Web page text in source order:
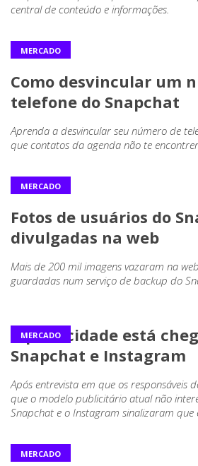
central de conteúdo e informações.
MERCADO
Como desvincular um
telefone do Snapchat
Aprenda a desvincular seu número de
que contatos da agenda não te
MERCADO
Fotos de usuários do
divulgadas na web
Mais de 200 mil imagens vazaram na
guardadas num serviço de backup do
MERCADO
A publicidade está
Snapchat e Instagram
Após entrevista em que os responsáveis
que o modelo publicitário atual não
Snapchat e o Instagram sinalizaram que
MERCADO